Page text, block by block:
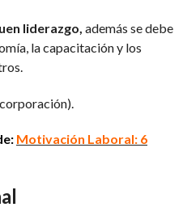
liderazgo, además se debe
la capacitación y los
Motivación Laboral: 6